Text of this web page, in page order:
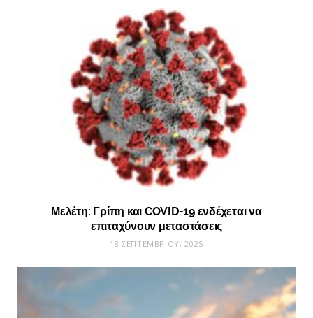
Μελέτη: Γρίπη και COVID-19 ενδέχεται να
επιταχύνουν μεταστάσεις
18 ΣΕΠΤΕΜΒΡΊΟΥ, 2025